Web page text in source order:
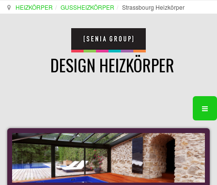
HEIZKÖRPER GUSSHEIZKÖRPER Strassbourg Heizkörper
DESIGN HEIZKÖRPER